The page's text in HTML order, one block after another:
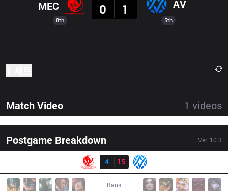
8th
MEC
0
1 AV
5th
Match Video 1 videos
Postgame Breakdown Ver. 10.3
4
15
Bans